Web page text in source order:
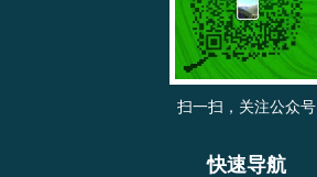
扫一扫，关注公众号
快速导航